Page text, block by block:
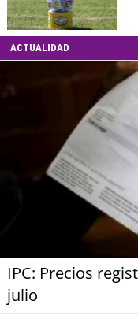
ACTUALIDAD
IPC: Precios
julio